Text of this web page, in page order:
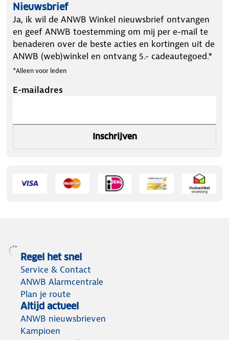
Nieuwsbrief
Ja, ik wil de ANWB Winkel nieuwsbrief ontvangen
en geef ANWB toestemming om mij per e-mail te
benaderen over de beste acties en kortingen uit de
ANWB (web)winkel en ontvang 5.- cadeautegoed.*
*Alleen voor leden
E-mailadres
Inschrijven
Regel het snel
Service & Contact
ANWB Alarmcentrale
Plan je route
Altijd actueel
ANWB nieuwsbrieven
Kampioen